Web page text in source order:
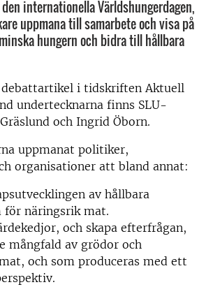
internationella Världshungerdagen,
uppmana till samarbete och visa på
hungern och bidra till hållbara
debattartikel i tidskriften Aktuell
undertecknarna finns SLU-
och Ingrid Öborn.
uppmanat politiker,
organisationer att bland annat:
av hållbara
för näringsrik mat.
och skapa efterfrågan,
mångfald av grödor och
och som produceras med ett